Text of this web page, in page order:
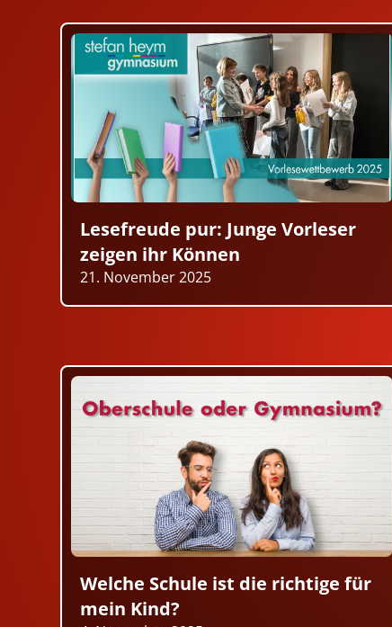
Lesefreude pur: Junge Vorleser
zeigen ihr Können
21. November 2025
Welche Schule ist die richtige für
mein Kind?